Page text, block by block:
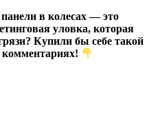
в колесах — это
уловка, которая
Купили бы себе такой